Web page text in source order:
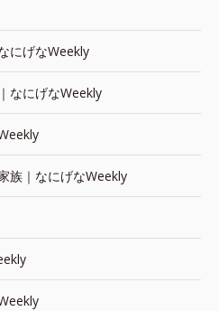
にげなWeekly
なにげなWeekly
族｜なにげなWeekly